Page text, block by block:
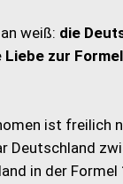
weiß: die
Liebe zur
ist freilich
Deutschland
in der Formel